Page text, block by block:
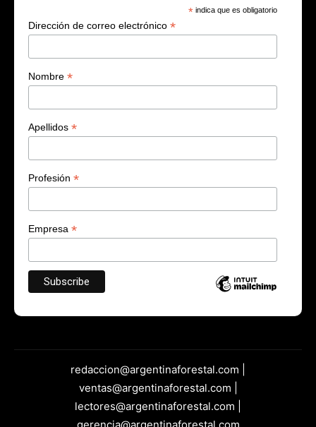
* indica que es obligatorio
Dirección de correo electrónico *
Nombre *
Apellidos *
Profesión *
Empresa *
redaccion@argentinaforestal.com |
ventas@argentinaforestal.com |
lectores@argentinaforestal.com |